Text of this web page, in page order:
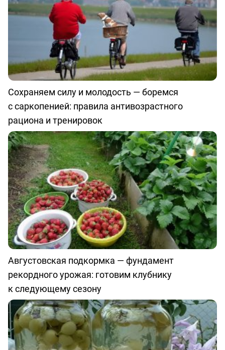
Сохраняем силу и молодость — боремся
с саркопенией: правила антивозрастного
рациона и тренировок
Августовская подкормка — фундамент
рекордного урожая: готовим клубнику
к следующему сезону